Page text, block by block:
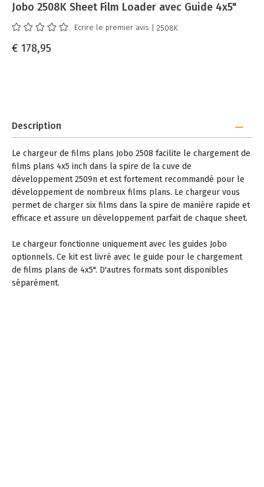
Jobo 2508K Sheet Film Loader avec Guide 4x5"
Ecrire le premier avis | 2508K
€ 178,95
Description
Le chargeur de films plans Jobo 2508 facilite le chargement de
films plans 4x5 inch dans la spire de la cuve de
développement 2509n et est fortement recommandé pour le
développement de nombreux films plans. Le chargeur vous
permet de charger six films dans la spire de manière rapide et
efficace et assure un développement parfait de chaque sheet.
Le chargeur fonctionne uniquement avec les guides Jobo
optionnels. Ce kit est livré avec le guide pour le chargement
de films plans de 4x5". D'autres formats sont disponibles
séparément.